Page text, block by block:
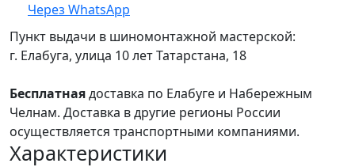
Через WhatsApp
Пункт выдачи в шиномонтажной мастерской:
г. Елабуга, улица 10 лет Татарстана, 18
Бесплатнаядоставка по Елабуге и Набережным
Челнам. Доставка в другие регионы России
осуществляется транспортными компаниями.
Характеристики